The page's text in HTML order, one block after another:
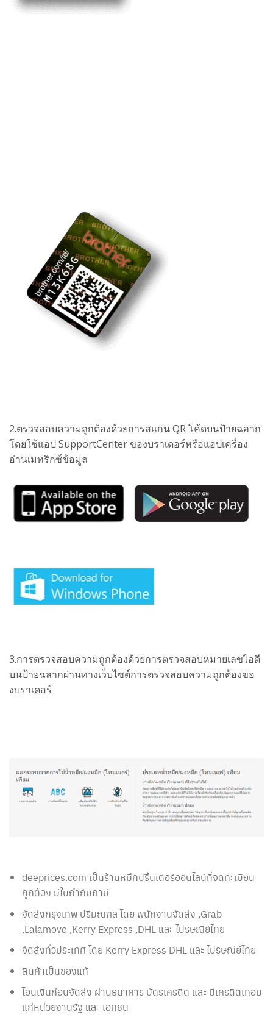
2.ตรวจสอบความถูกต้องด้วยการสแกน QR โค้ดบนป้ายฉลาก
โดยใช้แอป SupportCenter ของบราเดอร์หรือแอปเครื่อง
อ่านเมทริกซ์ข้อมูล
3.การตรวจสอบความถูกต้องด้วยการตรวจสอบหมายเลขไอดี
บนป้ายฉลากผ่านทางเว็บไซต์การตรวจสอบความถูกต้องขอ
งบราเดอร์
deeprices.com เป็นร้านหมึกปริ้นเตอร์ออนไลน์ที่จดทะเบียน
ถูกต้อง มีใบกำกับภาษี
จัดส่งกรุงเทพ ปริมณฑล โดย พนักงานจัดส่ง ,Grab
,Lalamove ,Kerry Express ,DHL และ ไปรษณีย์ไทย
จัดส่งทั่วประเทศ โดย Kerry Express DHL และ ไปรษณีย์ไทย
สินค้าเป็นของแท้
โอนเงินก่อนจัดส่ง ผ่านธนาคาร บัตรเครดิต และ มีเครดิตเทอม
แก่หน่วยงานรัฐ และ เอกชน